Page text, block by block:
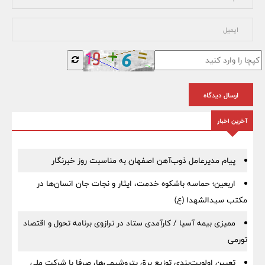
ارسال دیدگاه
آخرین اخبار
پیام مدیرعامل ذوب‌آهن اصفهان به مناسبت روز خبرنگار
اربعین؛ حماسه باشکوه خدمت، ایثار و نجات جان انسان‌ها در
مکتب سیدالشهدا (ع)
ممیزی بیمه آسیا / کارآمدی ستاد در ترازوی برنامه تحول و اقتصاد
تورمی